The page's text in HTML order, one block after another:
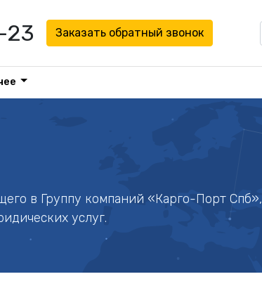
23 Заказать обратный звонок
в Группу компаний «Карго-Порт Спб»,
услуг.